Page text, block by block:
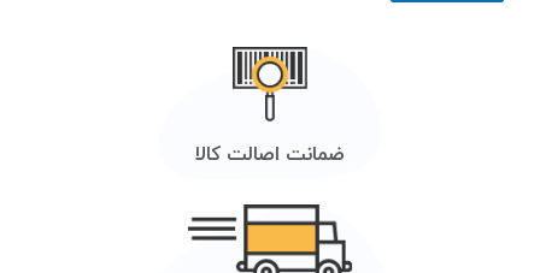
ضمانت اصالت کالا